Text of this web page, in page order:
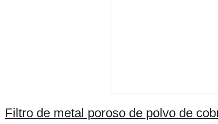
Filtro de metal poroso de polvo de